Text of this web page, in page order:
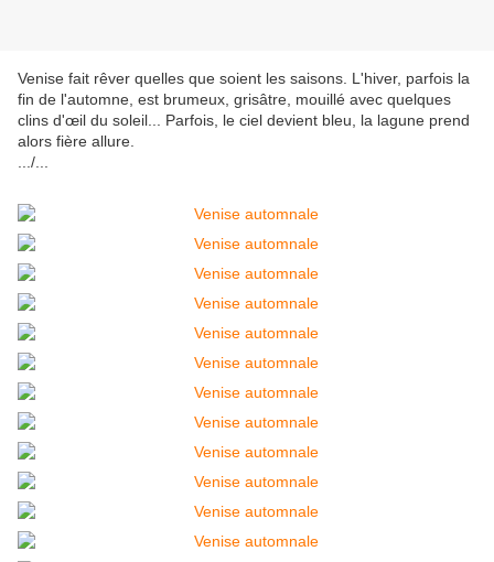
Venise fait rêver quelles que soient les saisons. L'hiver, parfois la
fin de l'automne, est brumeux, grisâtre, mouillé avec quelques
clins d'œil du soleil... Parfois, le ciel devient bleu, la lagune prend
alors fière allure.
.../...